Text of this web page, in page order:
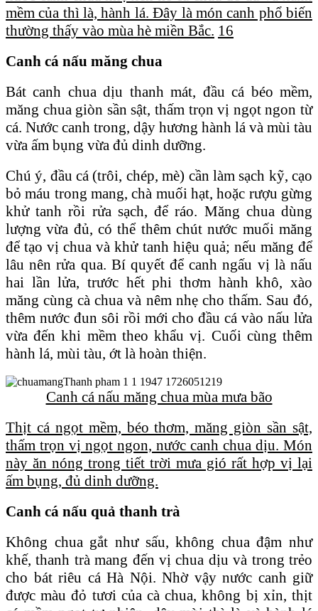
mềm của thì là, hành lá. Đây là món canh phổ biến
thường thấy vào mùa hè miền Bắc. 16
Canh cá nấu măng chua
Bát canh chua dịu thanh mát, đầu cá béo mềm,
măng chua giòn sần sật, thấm trọn vị ngọt ngon từ
cá. Nước canh trong, dậy hương hành lá và mùi tàu
vừa ấm bụng vừa đủ dinh dưỡng.
Chú ý, đầu cá (trôi, chép, mè) cần làm sạch kỹ, cạo
bỏ máu trong mang, chà muối hạt, hoặc rượu gừng
khử tanh rồi rửa sạch, để ráo. Măng chua dùng
lượng vừa đủ, có thể thêm chút nước muối măng
để tạo vị chua và khử tanh hiệu quả; nếu măng để
lâu nên rửa qua. Bí quyết để canh ngấu vị là nấu
hai lần lửa, trước hết phi thơm hành khô, xào
măng cùng cà chua và nêm nhẹ cho thấm. Sau đó,
thêm nước đun sôi rồi mới cho đầu cá vào nấu lửa
vừa đến khi mềm theo khẩu vị. Cuối cùng thêm
hành lá, mùi tàu, ớt là hoàn thiện.
Canh cá nấu măng chua mùa mưa bão
Thịt cá ngọt mềm, béo thơm, măng giòn sần sật,
thấm trọn vị ngọt ngon, nước canh chua dịu. Món
này ăn nóng trong tiết trời mưa gió rất hợp vị lại
ấm bụng, đủ dinh dưỡng.
Canh cá nấu quả thanh trà
Không chua gắt như sấu, không chua đậm như
khế, thanh trà mang đến vị chua dịu và trong trẻo
cho bát riêu cá Hà Nội. Nhờ vậy nước canh giữ
được màu đỏ tươi của cà chua, không bị xỉn, thịt